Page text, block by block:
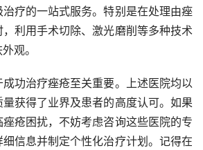
疗的一站式服务。特别是在处理由痤
利用手术切除、激光磨削等多种技术
观。
功治疗痤疮至关重要。上述医院均以
获得了业界及患者的高度认可。如果
疮困扰，不妨考虑咨询这些医院的专
信息并制定个性化治疗计划。记得在